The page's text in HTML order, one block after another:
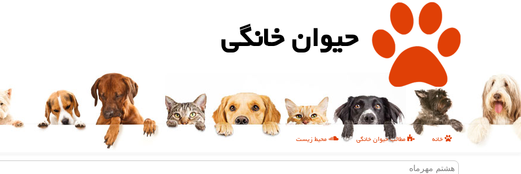
حیوان خانگی
خانه مطالب حیوان خانگی محیط زیست
هشتم مهرماه